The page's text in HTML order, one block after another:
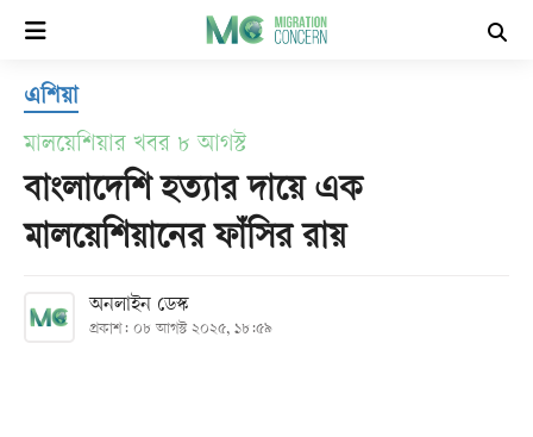
হোম
সর্বশেষ
সব
এশিয়া
মালয়েশিয়ার খবর ৮ আগস্ট
বাংলাদেশি হত্যার দায়ে এক
মালয়েশিয়ানের ফাঁসির রায়
অনলাইন ডেস্ক
প্রকাশ: ০৮ আগস্ট ২০২৫, ১৮:৫৯